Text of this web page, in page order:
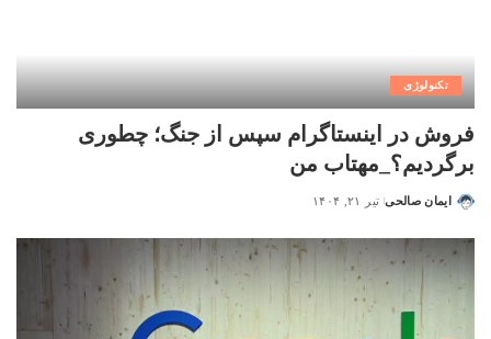
تکنولوژی
فروش در اینستاگرام سپس از جنگ؛ چطوری
برگردیم؟_مهتاب من
ایمان صالحی تیر ۲۱, ۱۴۰۴